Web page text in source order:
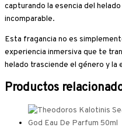
capturando la esencia del
incomparable.
Esta fragancia no es
experiencia inmersiva que te
helado trasciende el género y la
Productos